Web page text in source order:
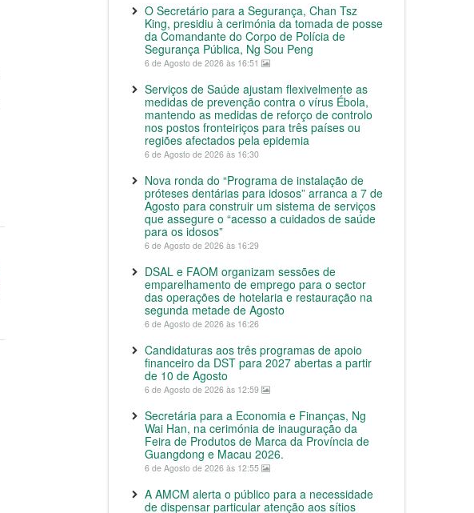
O Secretário para a Segurança, Chan Tsz
King, presidiu à cerimónia da tomada de posse
da Comandante do Corpo de Polícia de
Segurança Pública, Ng Sou Peng
6 de Agosto de 2026 às 16:51
Serviços de Saúde ajustam flexivelmente as
medidas de prevenção contra o vírus Ébola,
mantendo as medidas de reforço de controlo
nos postos fronteiriços para três países ou
regiões afectados pela epidemia
6 de Agosto de 2026 às 16:30
Nova ronda do “Programa de instalação de
próteses dentárias para idosos” arranca a 7 de
Agosto para construir um sistema de serviços
que assegure o “acesso a cuidados de saúde
para os idosos”
6 de Agosto de 2026 às 16:29
DSAL e FAOM organizam sessões de
emparelhamento de emprego para o sector
das operações de hotelaria e restauração na
segunda metade de Agosto
6 de Agosto de 2026 às 16:26
Candidaturas aos três programas de apoio
financeiro da DST para 2027 abertas a partir
de 10 de Agosto
6 de Agosto de 2026 às 12:59
Secretária para a Economia e Finanças, Ng
Wai Han, na cerimónia de inauguração da
Feira de Produtos de Marca da Província de
Guangdong e Macau 2026.
6 de Agosto de 2026 às 12:55
A AMCM alerta o público para a necessidade
de dispensar particular atenção aos sítios